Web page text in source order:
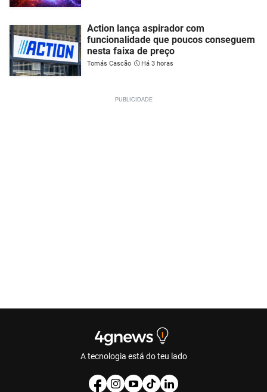
Action lança aspirador com
funcionalidade que poucos conseguem
nesta faixa de preço
Tomás Cascão Há 3 horas
A tecnologia está do teu lado